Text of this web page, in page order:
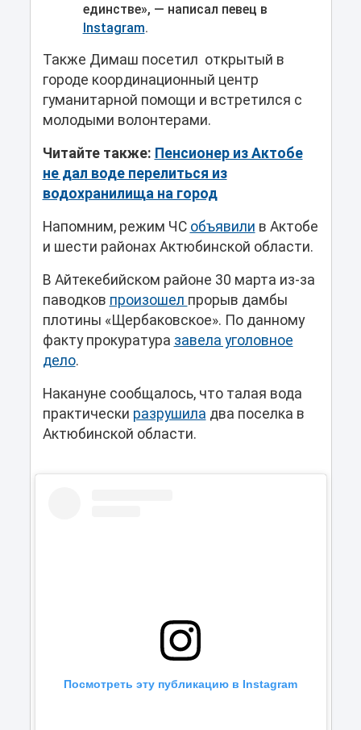
единстве», — написал певец в
Instagram.
Также Димаш посетил открытый в
городе координационный центр
гуманитарной помощи и встретился с
молодыми волонтерами.
Читайте также: Пенсионер из Актобе
не дал воде перелиться из
водохранилища на город
Напомним, режим ЧС объявили в Актобе
и шести районах Актюбинской области.
В Айтекебийском районе 30 марта из-за
паводков произошел прорыв дамбы
плотины «Щербаковское». По данному
факту прокуратура завела уголовное
дело.
Накануне сообщалось, что талая вода
практически разрушила два поселка в
Актюбинской области.
Посмотреть эту публикацию в Instagram